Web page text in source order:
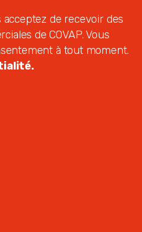
de recevoir des
de COVAP. Vous
à tout moment.